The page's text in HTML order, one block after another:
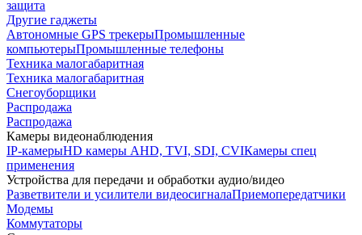
защита
Другие гаджеты
Автономные GPS трекерыПромышленные
компьютерыПромышленные телефоны
Техника малогабаритная
Техника малогабаритная
Снегоуборщики
Распродажа
Распродажа
Камеры видеонаблюдения
IP-камерыHD камеры AHD, TVI, SDI, CVIКамеры спец
применения
Устройства для передачи и обработки аудио/видео
Разветвители и усилители видеосигналаПриемопередатчики
Модемы
Коммутаторы